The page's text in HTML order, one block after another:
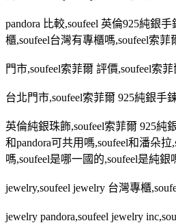
pandora 比較,soufeel 英倫925純銀手
櫃,soufeel台灣有專櫃嗎,soufeel索菲
門市,soufeel索菲爾 評價,soufeel索菲
台北門市,soufeel索菲爾 925純銀手
英倫純銀珠飾,soufeel索菲爾 925純
和pandora可共用嗎,soufeel和潘朵拉
嗎,soufeel是哪一國的,soufeel是純銀
jewelry,soufeel jewelry 台灣專櫃
jewelry pandora,soufeel jewelry